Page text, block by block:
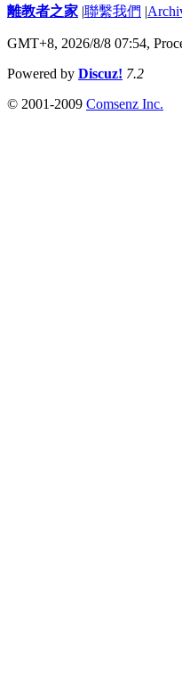
離教者之家 |聯繫我們 |
GMT+8, 2026/8/8 07:54,
Powered by Discuz! 7.2
© 2001-2009 Comsenz Inc.